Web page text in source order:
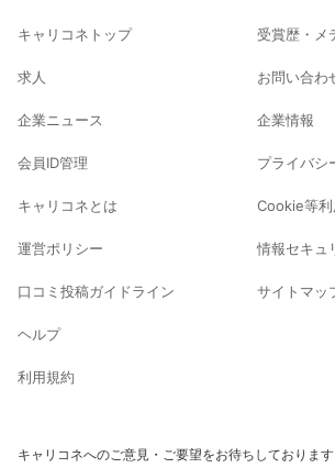
キャリコネトップ
求人
企業ニュース
会員ID管理
キャリコネとは
運営ポリシー
口コミ投稿ガイドライン
ヘルプ
利用規約
受賞歴・メ
お問い合わ
企業情報
プライバシ
Cookie等
情報セキュ
サイトマッ
キャリコネへのご意見・ご要望をお待ちしております